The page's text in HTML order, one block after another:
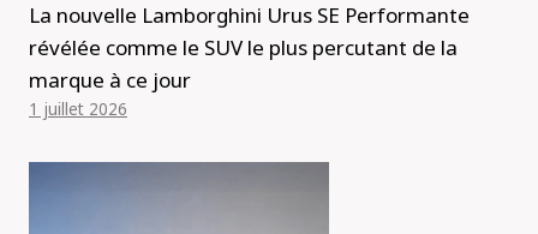
La nouvelle Lamborghini Urus SE Performante
révélée comme le SUV le plus percutant de la
marque à ce jour
1 juillet 2026